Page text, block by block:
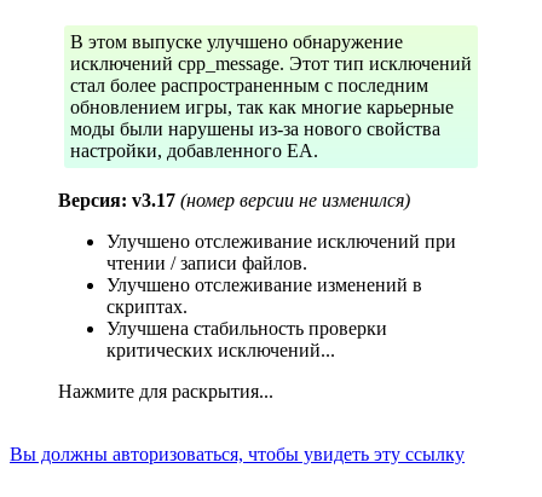
В этом выпуске улучшено обнаружение
исключений cpp_message. Этот тип исключений
стал более распространенным с последним
обновлением игры, так как многие карьерные
моды были нарушены из-за нового свойства
настройки, добавленного EA.
Версия: v3.17 (номер версии не изменился)
Улучшено отслеживание исключений при
чтении / записи файлов.
Улучшено отслеживание изменений в
скриптах.
Улучшена стабильность проверки
критических исключений...
Нажмите для раскрытия...
Вы должны авторизоваться, чтобы увидеть эту ссылку